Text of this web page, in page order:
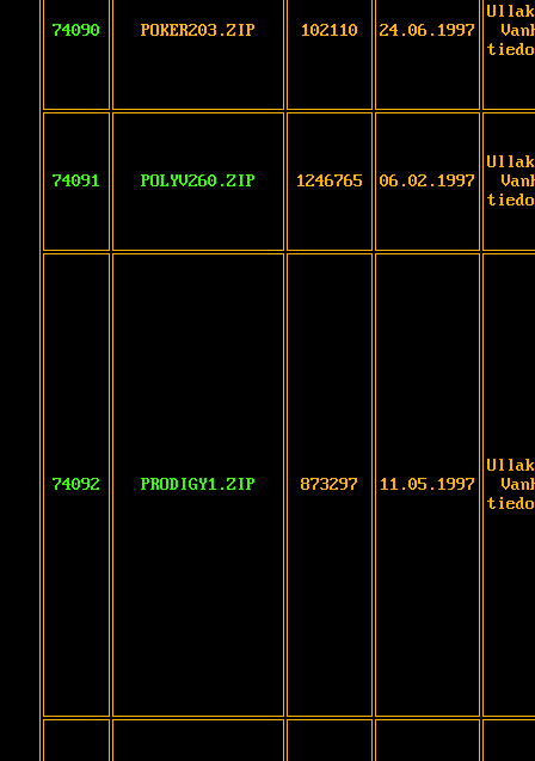
74090 POKER203.ZIP 102110 24.06.1997
74091 POLYV260.ZIP 1246765 06.02.1997
74092 PRODIGY1.ZIP 873297 11.05.1997